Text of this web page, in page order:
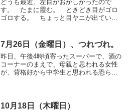
どうも最近、左目がおかしかったので
す。 たまに霞む。 ときどき目がゴロ
ゴロする。 ちょっと目ヤニが出てい
くなると困ります。 総合病院に行って
きました。 まず、視力検査。 ...
7月26日（金曜日）、つれづれ。
昨日、午後4時頃寄ったスーパーで、酒の
コーナーのまえで、母親と思われる女性
が、背格好から中学生と思われる恐らく
今日は、ドライブの信...
10月18日（木曜日）